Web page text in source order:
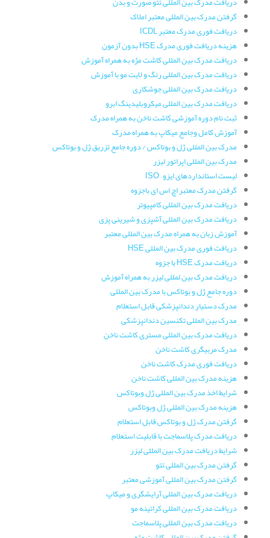
گرفتن مدرک بین المللی معتبر املاک
دریافت فوری مدرک معتبر ICDL
هزینه دریافت فوری مدرک HSE بدون آزمون
دریافت مدرک بین المللی کاشت مژه به همراه آموزش
دریافت مدرک بین المللی رنگ و لایت مو با آموزش
دریافت مدرک بین المللی جوشکاری
دریافت مدرک بین المللی میکروبلیدینگ ابرو
ثبت نام دوره آموزشی کاشت ناخن به همراه مدرک
آموزش کامل وجامع میکاپ به همراه مدرک
مدرک بین المللی ژل و بوتاکس / دوره جامع تزریق ژل و بوتاکس
مدرک بین المللی اپراتور لیزر
لیست استانداردهای ایزو – ISO
گرفتن مدرک معتبر اچ اس ای باجزوه
دریافت مدرک بین المللی کامپیوتر
دریافت مدرک بین المللی آشپزی و شیرینی پزی
آموزش زبان به همراه مدرک بین المللی معتبر
دریافت فوری مدرک بین المللی HSE
دریافت مدرک HSE با جزوه
دریافت مدرک بین لمللی لیزر به همراه آموزش
دوره جامع ژل و بوتاکس با مدرک بین المللی
مدرک دستیار دندانپزشکی قابل استعلام
مدرک بین المللی تکنسین دندانپزشکی
دریافت مدرک بین المللی مستری کاشت ناخن
مدرک مربیگری کاشت ناخن
دریافت فوری مدرک کاشت ناخن
هزینه مدرک بین المللی کاشت ناخن
شرایط اخذ مدرک بین المللی ژل وبوتاکس
هزینه مدرک بین المللی ژل وبوتاکس
گرفتن مدرک ژل و بوتاکس قابل استعلام
دریافت مدرک پلاسماجت با قابلیت استعلام
شرایط دریافت مدرک بین المللی لیزر
گرفتن مدرک بین المللی تتو
گرفتن مدرک بین المللی آموزشی معتبر
دریافت مدرک بین المللی آرایشگری و میکاپ
دریافت مدرک بین المللی کراتینه مو
دریافت مدرک بین المللی پلاسماجت